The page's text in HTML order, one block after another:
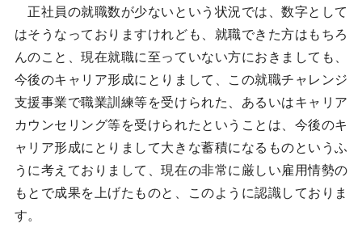
正社員の就職数が少ないという状況では、数字として
はそうなっておりますけれども、就職できた方はもちろ
んのこと、現在就職に至っていない方におきましても、
今後のキャリア形成にとりまして、この就職チャレンジ
支援事業で職業訓練等を受けられた、あるいはキャリア
カウンセリング等を受けられたということは、今後のキ
ャリア形成にとりまして大きな蓄積になるものというふ
うに考えておりまして、現在の非常に厳しい雇用情勢の
もとで成果を上げたものと、このように認識しておりま
す。